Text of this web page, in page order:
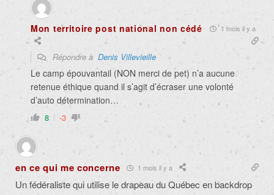
Mon territoire post national non cédé 1 mois il y a
Répondre à Denis Villevieille
Le camp épouvantail (NON merci de pet) n’a aucune
retenue éthique quand il s’agit d’écraser une volonté
d’auto détermination…
8 -3
en ce qui me concerne 1 mois il y a
Un fédéraliste qui utilise le drapeau du Québec en backdrop